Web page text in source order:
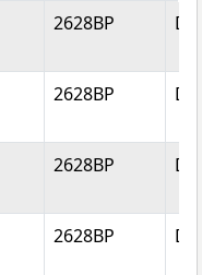
Postcode
2628BP
2628BP
2628BP
2628BP